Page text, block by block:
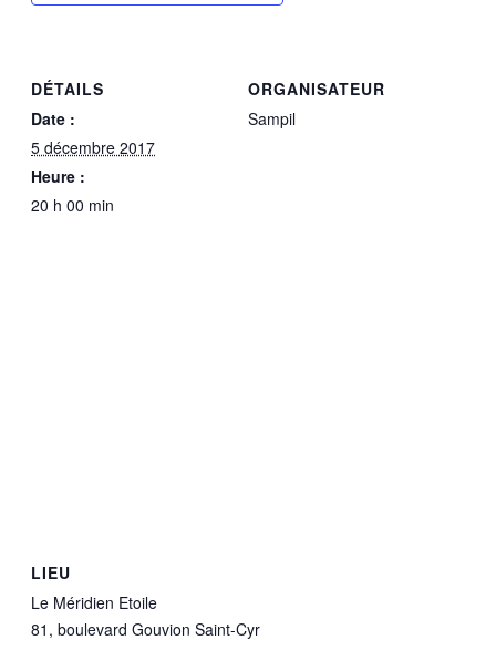
DÉTAILS
Date :
5 décembre 2017
Heure :
20 h 00 min
ORGANISATEUR
Sampil
LIEU
Le Méridien Etoile
81, boulevard Gouvion Saint-Cyr